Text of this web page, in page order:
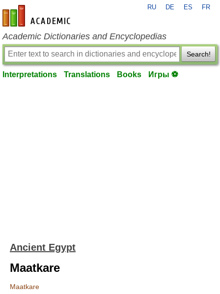
en-academic.com
RU DE ES FR
Academic Dictionaries and Encyclopedias
Search!
Interpretations Translations Books Игры ⚽
Ancient Egypt
Maatkare
Maatkare